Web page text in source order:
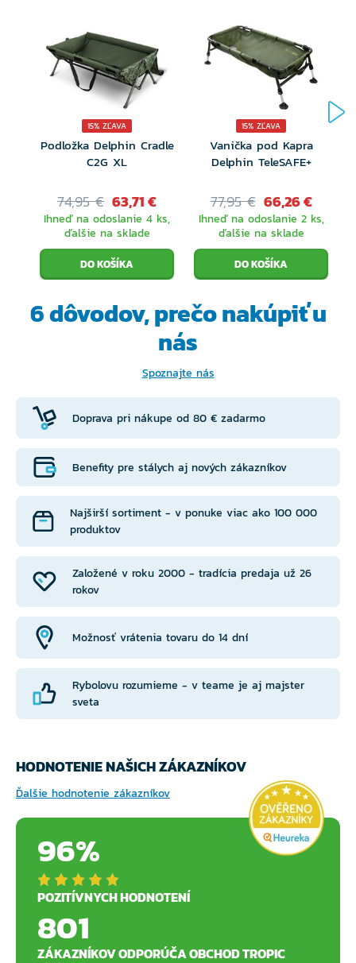
Vonkajšie rozmery:
100x50x30cm
Rozmer lôžka:95x45x20cm
Transportné rozmery:
50x50x12cm
Hmotnosť:3,60kg
15% ZĽAVA
Podložka Delphin Cradle
C2G XL
74,95 € 63,71 €
Ihneď na odoslanie 4 ks,
ďalšie na sklade
15% ZĽAVA
Vanička pod Kapra
Delphin TeleSAFE+
77,95 € 66,26 €
Ihneď na odoslanie 2 ks,
ďalšie na sklade
6 dôvodov, prečonakúpiť u
nás
Spoznajte nás
Doprava pri nákupe od 80 € zadarmo
Založené v roku 2000 - tradícia predaja už 26
rokov
Benefity pre stálych aj nových zákazníkov
Možnosť vrátenia tovaru do 14 dní
Najširší sortiment - v ponuke viac ako 100 000
produktov
Rybolovu rozumieme - v teame je aj majster
sveta
HODNOTENIE NAŠICH ZÁKAZNÍKOV
Ďalšie hodnotenie zákazníkov
96%
POZITÍVNYCH HODNOTENÍ
801
ZÁKAZNÍKOV ODPORÚČA OBCHOD TROPIC